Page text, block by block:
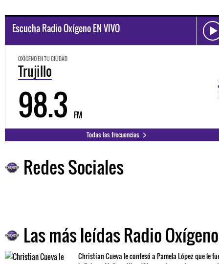
Escucha Radio Oxígeno EN VIVO
OXÍGENO EN TU CIUDAD
Trujillo
98.3 FM
Todas las frecuencias
Redes Sociales
Las más leídas Radio Oxígeno
Christian Cueva le confesó a Pamela López que le